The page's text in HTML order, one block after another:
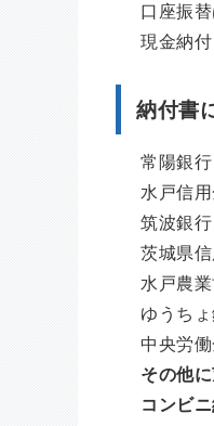
口座振替
現金納付
納付書
常陽銀行
水戸信用
筑波銀行
茨城県信
水戸農業
ゆうちょ
中央労働
その他に
コンビニ